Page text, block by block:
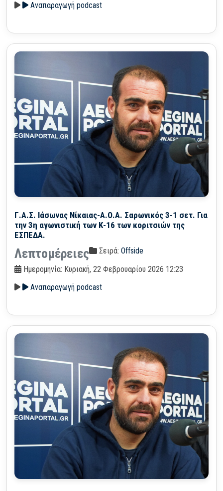
Αναπαραγωγή podcast
Γ.Α.Σ. Ιάσωνας Νίκαιας-Α.Ο.Α. Σαρωνικός 3-1 σετ. Για
την 3η αγωνιστική των Κ-16 των κοριτσιών της
ΕΣΠΕΔΑ.
Λεπτομέρειες Σειρά:Offside
Ημερομηνία: Κυριακή, 22 Φεβρουαρίου 2026 12:23
Αναπαραγωγή podcast